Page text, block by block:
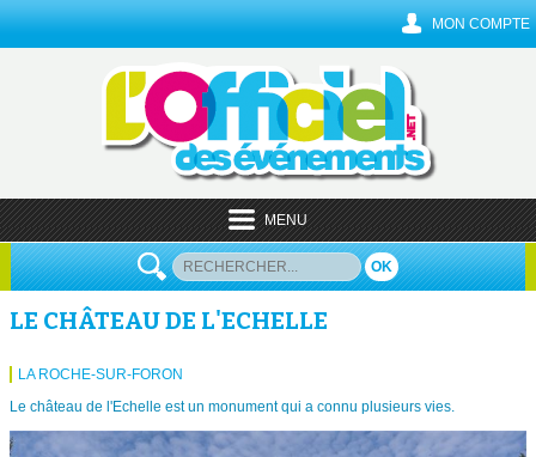
MON COMPTE
MENU
OK
LE CHÂTEAU DE L'ECHELLE
LA ROCHE-SUR-FORON
Le château de l'Echelle est un monument qui a connu plusieurs vies.